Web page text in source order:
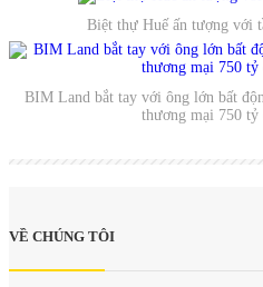
Biệt thự Huế ấn tượng với
BIM Land bắt tay với ông lớn bất
thương mại 750
VỀ CHÚNG TÔI